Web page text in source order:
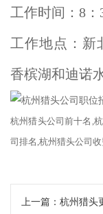
工作时间：8：
工作地点：新
香槟湖和迪诺
杭州猎头公司前十名 ,
司 排名 ,杭州猎头公司
上一篇： 杭州猎头